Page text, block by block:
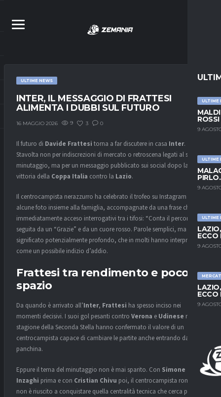
ULTIME
9
ULTIME
9
ULTIME
ECCO
9
ECCO
9
ULTIME NEWS
INTER, IL MESSAGGIO DI FRATTESI
ALIMENTA I DUBBI SUL FUTURO
16 MAGGIO 2026 9 3 0
Il futuro di Davide Frattesi torna a far discutere in casa Inter.
Stavolta non per indiscrezioni di mercato o retroscena legati al suo
minutaggio, ma per un messaggio pubblicato sui social dopo la
vittoria della Coppa Italia contro la Lazio.
Il centrocampista nerazzurro ha celebrato il trofeo su Instagram con
alcune foto insieme alla famiglia, accompagnate da una frase che ha
immediatamente acceso interrogativi tra i tifosi: “Conta il percorso”,
seguita da un “Grazie” e da un cuore rosso. Parole semplici, ma dal
significato potenzialmente profondo, che in molti hanno interpretato
come un possibile indizio d’addio.
Frattesi tra rendimento e poco
spazio
Da quando è arrivato all’Inter, Frattesi ha spesso inciso nei
momenti decisivi. I suoi gol pesanti contro Verona e Udinese nella
stagione della Seconda Stella hanno confermato il valore di un
centrocampista capace di cambiare le partite anche entrando dalla
panchina.
Eppure il tema del minutaggio non è mai sparito. Con Simone
Inzaghi prima e con Cristian Chivu poi, il centrocampista romano
non è riuscito a conquistare quella centralità tecnica che cerca per